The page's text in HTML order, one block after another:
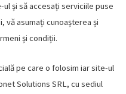
și să accesați serviciile puse
vă asumați cunoașterea și
și condiții.
pe care o folosim iar site-ul
Solutions SRL, cu sediul